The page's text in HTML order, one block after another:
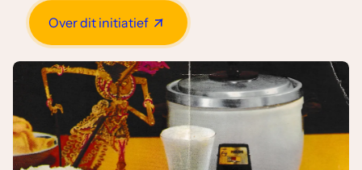
Over dit initiatief